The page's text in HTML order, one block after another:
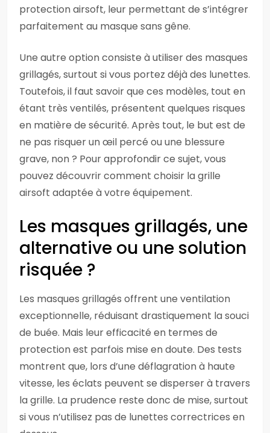
protection airsoft, leur permettant de s’intégrer
parfaitement au masque sans gêne.
Une autre option consiste à utiliser des masques
grillagés, surtout si vous portez déjà des lunettes.
Toutefois, il faut savoir que ces modèles, tout en
étant très ventilés, présentent quelques risques
en matière de sécurité. Après tout, le but est de
ne pas risquer un œil percé ou une blessure
grave, non ? Pour approfondir ce sujet, vous
pouvez découvrir comment choisir la grille
airsoft adaptée à votre équipement.
Les masques grillagés, une
alternative ou une solution
risquée ?
Les masques grillagés offrent une ventilation
exceptionnelle, réduisant drastiquement la souci
de buée. Mais leur efficacité en termes de
protection est parfois mise en doute. Des tests
montrent que, lors d’une déflagration à haute
vitesse, les éclats peuvent se disperser à travers
la grille. La prudence reste donc de mise, surtout
si vous n’utilisez pas de lunettes correctrices en